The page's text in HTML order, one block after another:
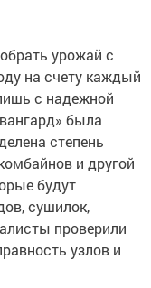
урожай с
на счету каждый
с надежной
была
степень
и другой
будут
сушилок,
проверили
узлов и